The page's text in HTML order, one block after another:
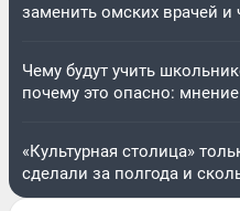
заменить омских врачей и
Чему будут учить
почему это опасно:
«Культурная столица»
сделали за полгода и